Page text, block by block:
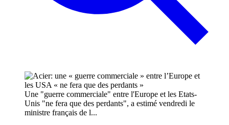
Une "guerre commerciale" entre l'Europe et les Etats-
Unis "ne fera que des perdants", a estimé vendredi le
ministre français de l...